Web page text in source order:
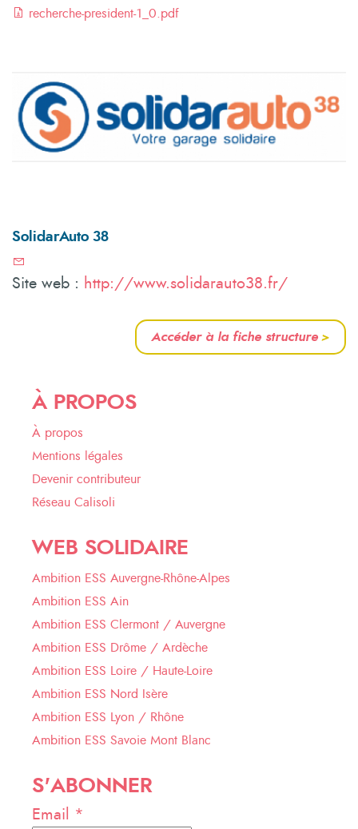
recherche-president-1_0.pdf
SolidarAuto 38
Site web : http://www.solidarauto38.fr/
Accéder à la fiche structure>
À PROPOS
À propos
Mentions légales
Devenir contributeur
Réseau Calisoli
WEB SOLIDAIRE
Ambition ESS Auvergne-Rhône-Alpes
Ambition ESS Ain
Ambition ESS Clermont / Auvergne
Ambition ESS Drôme / Ardèche
Ambition ESS Loire / Haute-Loire
Ambition ESS Nord Isère
Ambition ESS Lyon / Rhône
Ambition ESS Savoie Mont Blanc
S'ABONNER
Email *